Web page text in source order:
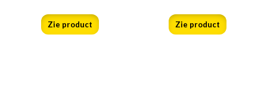
Zie product Zie product